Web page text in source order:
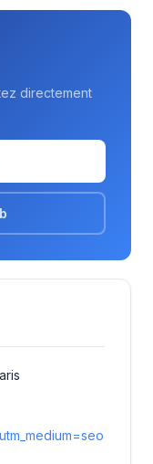
aux
directement